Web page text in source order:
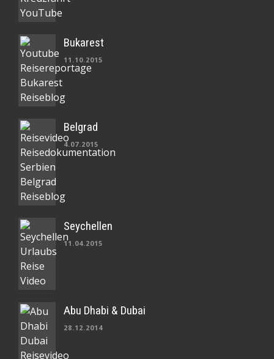
Bukarest
11.10.2015
Belgrad
4.07.2015
Seychellen
11.04.2015
Abu Dhabi & Dubai
28.12.2014